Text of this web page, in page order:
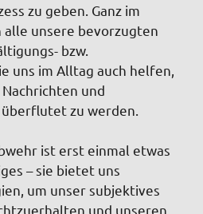
zu geben. Ganz im
alle unsere bevorzugten
bzw.
uns im Alltag auch helfen,
und
zu werden.
ist erst einmal etwas
– sie bietet uns
um unser subjektives
und unseren